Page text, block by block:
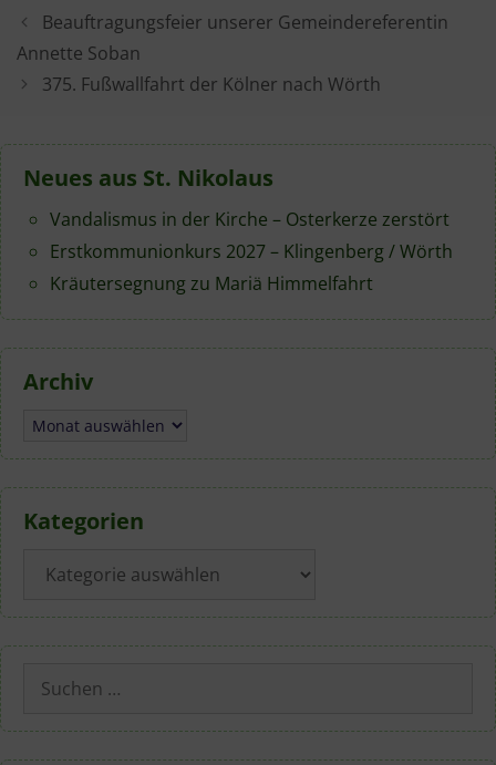
Beauftragungsfeier unserer Gemeindereferentin
Annette Soban
375. Fußwallfahrt der Kölner nach Wörth
Neues aus St. Nikolaus
Vandalismus in der Kirche – Osterkerze zerstört
Erstkommunionkurs 2027 – Klingenberg / Wörth
Kräutersegnung zu Mariä Himmelfahrt
Archiv
Archiv
Kategorien
Suchen
nach: